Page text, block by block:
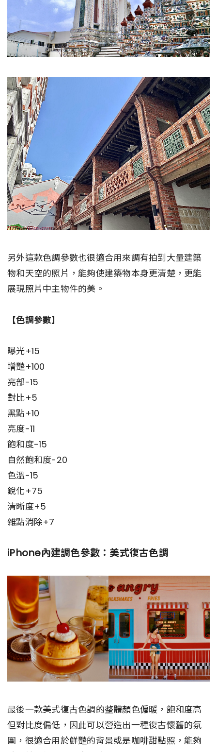
另外這款色調參數也很適合用來調有拍到大量建築
物和天空的照片，能夠使建築物本身更清楚，更能
展現照片中主物件的美。
【色調參數】
曝光+15
增豔+100
亮部-15
對比+5
黑點+10
亮度-11
飽和度-15
自然飽和度-20
色溫-15
銳化+75
清晰度+5
雜點消除+7
iPhone內建調色參數：美式復古色調
最後一款美式復古色調的整體顏色偏暖，飽和度高
但對比度偏低，因此可以營造出一種復古懷舊的氛
圍，很適合用於鮮豔的背景或是咖啡甜點照，能夠